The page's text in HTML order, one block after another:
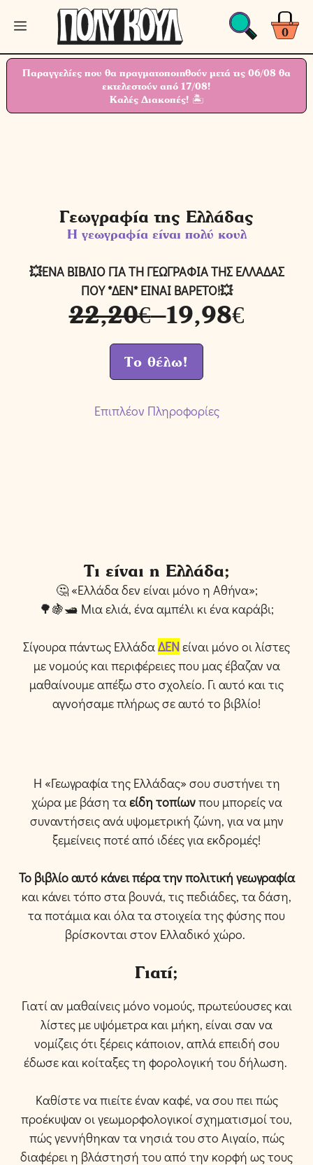
Μετάβαση
περιεχόμενο
0
Μενού
Παραγγελίες που θα πραγματοποιηθούν μετά τις 06/08 θα
εκτελεστούν από 17/08!
Καλές Διακοπές! 🏝
Γεωγραφία της Ελλάδας
Η γεωγραφία είναι πολύ κουλ
💥ΕΝΑ ΒΙΒΛΙΟ ΓΙΑ ΤΗ ΓΕΩΓΡΑΦΙΑ ΤΗΣ ΕΛΛΑΔΑΣ
ΠΟΥ *ΔΕΝ* ΕΙΝΑΙ ΒΑΡΕΤΟ!💥
22,20€ 19,98€
Το θέλω!
Επιπλέον Πληροφορίες
Κατηγορίες:
Βιβλία Για
Ημερομηνία έκδοσης:
Νοέμβριος 2023
Εικονογράφηση:
Ναταλία Μαυρωτά
Εξώφυλλο:
Μαλακό
Τι είναι η Ελλάδα;
🤔 «Ελλάδα δεν είναι μόνο η Αθήνα»;
🌳🍇🛥️ Μια ελιά, ένα αμπέλι κι ένα καράβι;
Σίγουρα πάντως ΕλλάδαΔΕΝείναι μόνο οι λίστες
με νομούς και περιφέρειες που μας έβαζαν να
μαθαίνουμε απέξω στο σχολείο. Γι αυτό και τις
αγνοήσαμε πλήρως σε αυτό το βιβλίο!
Η «Γεωγραφία της Ελλάδας» σου συστήνει τη
χώρα με βάση ταείδη τοπίωνπου μπορείς να
συναντήσεις ανά υψομετρική ζώνη, για να μην
ξεμείνεις ποτέ από ιδέες για εκδρομές!
Το βιβλίο αυτό κάνει πέρα την πολιτική γεωγραφία
και κάνει τόπο στα βουνά, τις πεδιάδες, τα δάση,
τα ποτάμια και όλα τα στοιχεία της φύσης που
βρίσκονται στον Ελλαδικό χώρο.
Γιατί;
Γιατί αν μαθαίνεις μόνο νομούς, πρωτεύουσες και
λίστες με υψόμετρα και μήκη, είναι σαν να
νομίζεις ότι ξέρεις κάποιον, απλά επειδή σου
έδωσε και κοίταξες τη φορολογική του δήλωση.
Καθίστε να πιείτε έναν καφέ, να σου πει πώς
προέκυψαν οι γεωμορφολογικοί σχηματισμοί του,
πώς γεννήθηκαν τα νησιά του στο Αιγαίο, πώς
διαφέρει η βλάστησή του από την κορφή ως τους